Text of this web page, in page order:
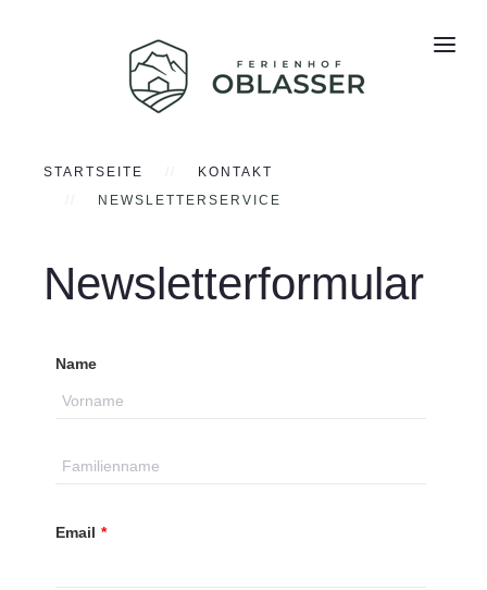
STARTSEITE
KONTAKT
NEWSLETTERSERVICE
Newsletterformular
Name
Email *